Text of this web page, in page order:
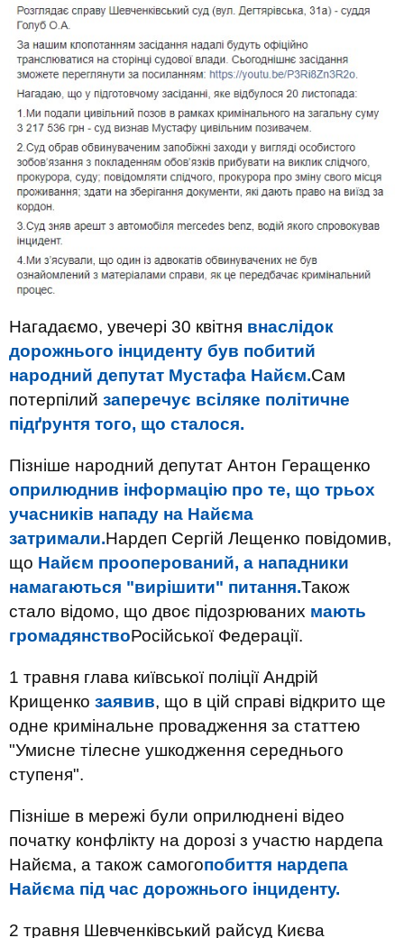
Нагадаємо, увечері 30 квітня внаслідок
дорожнього інциденту був побитий
народний депутат Мустафа Найєм.Сам
потерпілий заперечує всіляке політичне
підґрунтя того, що сталося.
Пізніше народний депутат Антон Геращенко
оприлюднив інформацію про те, що трьох
учасників нападу на Найєма
затримали.Нардеп Сергій Лещенко повідомив,
що Найєм прооперований, а нападники
намагаються "вирішити" питання.Також
стало відомо, що двоє підозрюваних мають
громадянствоРосійської Федерації.
1 травня глава київської поліції Андрій
Крищенко заявив, що в цій справі відкрито ще
одне кримінальне провадження за статтею
"Умисне тілесне ушкодження середнього
ступеня".
Пізніше в мережі були оприлюднені відео
початку конфлікту на дорозі з участю нардепа
Найєма, а також самогопобиття нардепа
Найєма під час дорожнього інциденту.
2 травня Шевченківський райсуд Києва